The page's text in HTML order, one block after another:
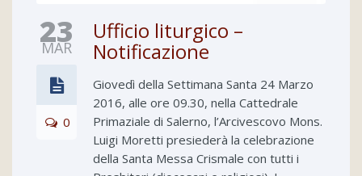
23
MAR
0
Ufficio liturgico –
Notificazione
Giovedì della Settimana Santa 24 Marzo
2016, alle ore 09.30, nella Cattedrale
Primaziale di Salerno, l’Arcivescovo Mons.
Luigi Moretti presiederà la celebrazione
della Santa Messa Crismale con tutti i